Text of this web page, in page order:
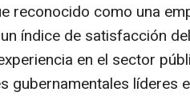
reconocido como una
índice de satisfacción
en el sector
gubernamentales líderes